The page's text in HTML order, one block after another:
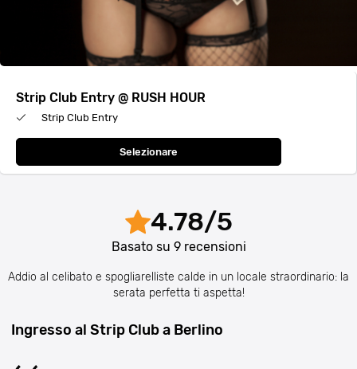
Strip Club Entry @ RUSH HOUR
Strip Club Entry
Selezionare
4.78/5
Basato su 9recensioni
Addio al celibato e spogliarelliste calde in un locale straordinario: la
serata perfetta ti aspetta!
Ingresso al Strip Club a Berlino